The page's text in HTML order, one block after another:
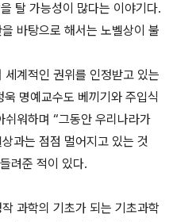
탈 가능성이 많다는 이야기다.
바탕으로 해서는 노벨상이 불
계적인 권위를 인정받고 있는
명예교수도 베끼기와 주입식
워하며 “그동안 우리나라가
과는 점점 멀어지고 있는 것
려준 적이 있다.
과학의 기초가 되는 기초과학